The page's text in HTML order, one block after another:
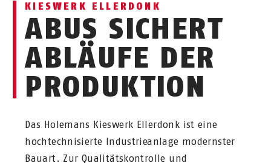
KIESWERK ELLERDONK
ABUS SICHERT
ABLÄUFE DER
PRODUKTION
Das Holemans Kieswerk Ellerdonk ist eine
hochtechnisierte Industrieanlage modernster
Bauart. Zur Qualitätskontrolle und